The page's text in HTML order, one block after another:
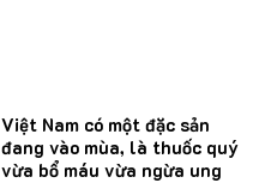
Việt Nam có một đặc sản
đang vào mùa, là thuốc quý
vừa bổ máu vừa ngừa ung